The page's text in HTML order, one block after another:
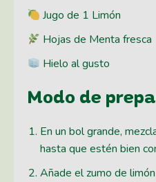
Jugo de 1 Limón
Hojas de Menta fresca
Hielo al gusto
Modo de
En un bol grande,
hasta que estén bien
Añade el zumo de